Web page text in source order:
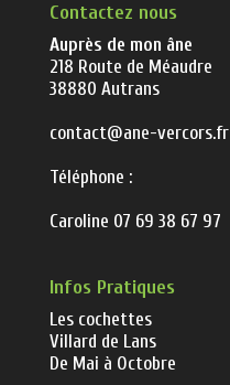
Contactez nous
Auprès de mon âne
218 Route de Méaudre
38880 Autrans
contact@ane-vercors.fr
Téléphone :
Caroline 07 69 38 67 97
Infos Pratiques
Les cochettes
Villard de Lans
De Mai à Octobre